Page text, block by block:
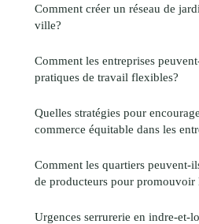
Comment créer un réseau de
ville?
Comment les entreprises
pratiques de travail flexibles?
Quelles stratégies pour
commerce équitable dans les
Comment les quartiers peuvent-
de producteurs pour promouvoir
Urgences serrurerie en indre-et-